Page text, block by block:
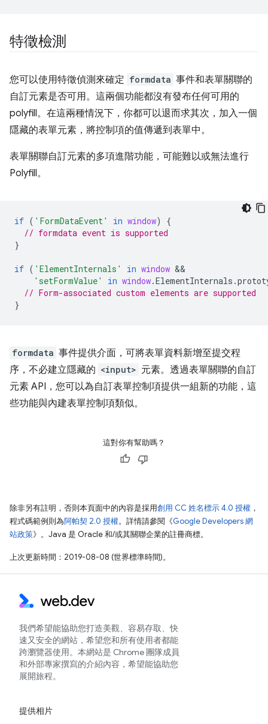
特徵檢測
您可以使用特徵偵測來確定 formdata 事件和表單關聯的
自訂元素是否可用。這兩個功能都沒有發布任何可用的
polyfill。在這兩種情況下，你都可以退而求其次，加入一個
隱藏的表單元素，將控制項的值傳遞到表單中。
表單關聯自訂元素的多項進階功能，可能難以或無法進行
Polyfill。
if ( 'FormDataEvent' in window)
{
// formdata event is supported
}
if ( 'ElementInternals' in window
'setFormValue'
in window.ElementInternals .
// Form-associated custom elements are supported
}
formdata 事件提供介面，可將表單資料新增至提交程
序，不必建立隱藏的 <input> 元素。透過表單關聯的自訂
元素 API，您可以為自訂表單控制項提供一組新的功能，這
些功能與內建表單控制項類似。
這對你有幫助嗎？
除非另有註明，否則本頁面中的內容是採用創用 CC 姓名標示 4.0 授權 ，
程式碼範例則為阿帕契 2.0 授權。詳情請參閱《Google Developers 網
站政策》。Java 是 Oracle 和/或其關聯企業的註冊商標。
上次更新時間：2019-08-08 (世界標準時間)。
我們希望能協助您打造美觀、容易存取、快
速又安全的網站，希望您和所有使用者都能
跨瀏覽器使用。本網站是 Chrome 團隊成員
和外部專家撰寫的介紹內容，希望能協助您
展開旅程。
提供相片